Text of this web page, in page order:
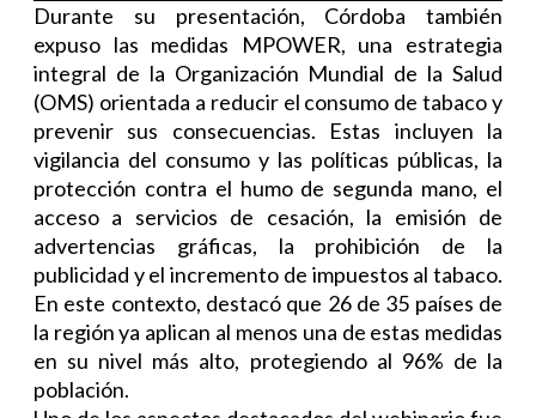
Durante su presentación, Córdoba también
expuso las medidas MPOWER, una estrategia
integral de la Organización Mundial de la Salud
(OMS) orientada a reducir el consumo de tabaco y
prevenir sus consecuencias. Estas incluyen la
vigilancia del consumo y las políticas públicas, la
protección contra el humo de segunda mano, el
acceso a servicios de cesación, la emisión de
advertencias gráficas, la prohibición de la
publicidad y el incremento de impuestos al tabaco.
En este contexto, destacó que 26 de 35 países de
la región ya aplican al menos una de estas medidas
en su nivel más alto, protegiendo al 96% de la
población.